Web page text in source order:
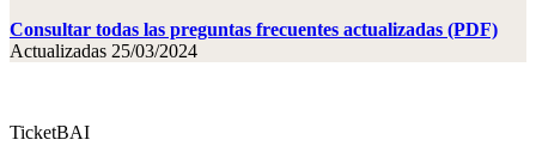
Consultar todas las preguntas frecuentes actualizadas (PDF)
Actualizadas 25/03/2024
TicketBAI